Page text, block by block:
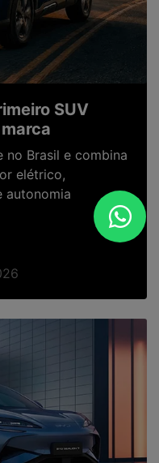
SUV
no Brasil e combina
elétrico,
autonomia